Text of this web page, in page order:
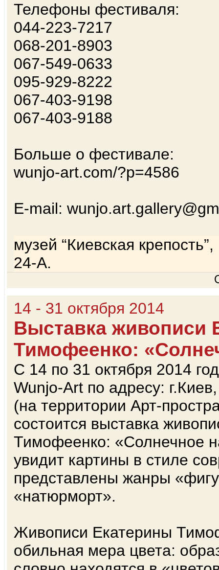
Телефоны фестиваля:
044-223-7217
068-201-8903
067-549-0633
095-929-8222
067-403-9198
067-403-9188
Больше о фестивале:
wunjo-art.com/?p=4586
E-mail:
музей “Киевская
24-А.
14 - 31 октября 2014
Выставка живописи
Тимофеенко:
С 14 по 31 октября 2014
Wunjo-Art по адресу:
(на территории Арт-
состоится выставка
Тимофеенко: «Солнечное
увидит картины в стиле
представлены жанры
«натюрморт».
Живописи Екатерины
обильная мера цвета: